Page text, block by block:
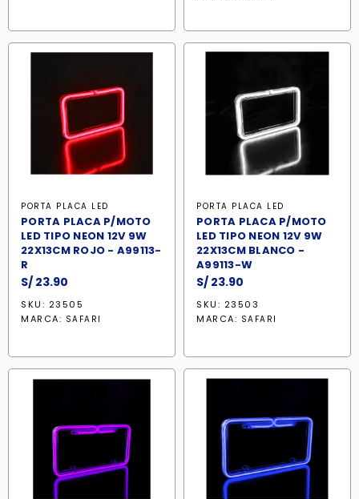
PORTA PLACA LED
PORTA PLACA P/MOTO
LED TIPO NEON 12V 9W
22X13CM ROJO - A99113-
R
S/ 23.90
SKU: 23505
MARCA: SAFARI
PORTA PLACA LED
PORTA PLACA P/MOTO
LED TIPO NEON 12V 9W
22X13CM BLANCO -
A99113-W
S/ 23.90
SKU: 23503
MARCA: SAFARI